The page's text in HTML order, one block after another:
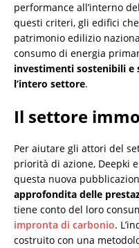
performance all’interno
questi criteri, gli edifici
patrimonio edilizio
consumo di energia
investimenti sostenibili e
l’intero settore.
Il settore
Per aiutare gli attori del
priorità di azione, Deepki
questa nuova
approfondita delle
tiene conto del loro
impronta di carbonio.
costruito con una